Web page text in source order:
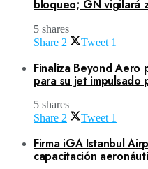
bloqueo; GN vigilará
5 shares
Share 2 Tweet 1
Finaliza Beyond
para su jet impulsado
5 shares
Share 2 Tweet 1
Firma iGA Istanbul
capacitación